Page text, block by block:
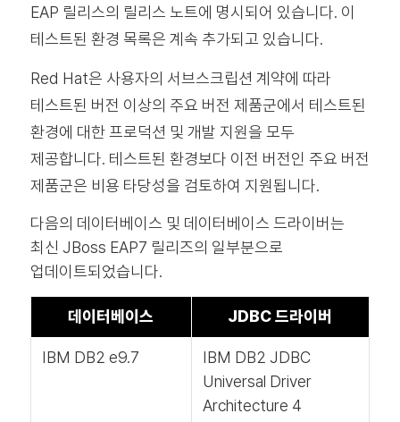
EAP 릴리스의 릴리스 노트에 명시되어 있습니다. 이
테스트된 환경 목록은 계속 추가되고 있습니다.
Red Hat은 사용자의 서브스크립션 계약에 따라
테스트된 버전 이상의 주요 버전 제품군에서 테스트된
환경에 대한 프로덕션 및 개발 지원을 모두
제공합니다. 테스트된 환경보다 이전 버전인 주요 버전
제품군은 비용 타당성을 검토하여 지원됩니다.
다음의 데이터베이스 및 데이터베이스 드라이버는
최신 JBoss EAP7 릴리즈의 일부분으로
업데이트되었습니다.
데이터베이스 JDBC 드라이버
IBM DB2 e9.7
IBM DB2 JDBC
Universal Driver
Architecture 4